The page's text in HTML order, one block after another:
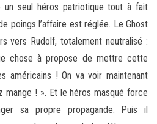
seul héros patriotique tout à fait
poings l’affaire est réglée. Le Ghost
vers Rudolf, totalement neutralisé :
chose à propose de mettre cette
américains ! On va voir maintenant
mange ! ». Et le héros masqué force
sa propre propagande. Puis il